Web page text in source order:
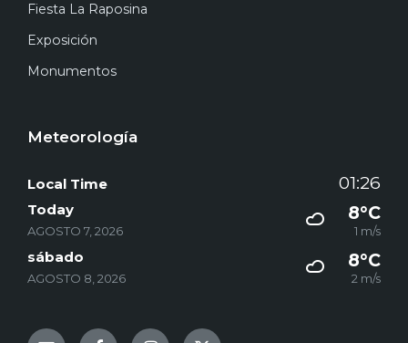
Fiesta La Raposina
Exposición
Monumentos
Meteorología
Local Time 01:26
Today
AGOSTO 7, 2026
8°C
1 m/s
sábado
AGOSTO 8, 2026
8°C
2 m/s